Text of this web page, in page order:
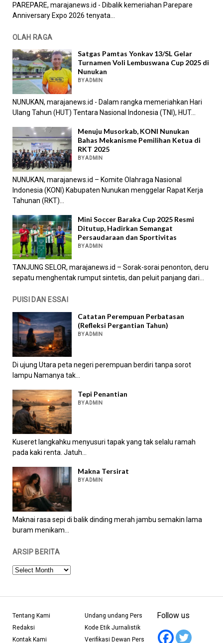
PAREPARE, marajanews.id - Dibalik kemeriahan Parepare
Anniversary Expo 2026 tenyata...
OLAH RAGA
Satgas Pamtas Yonkav 13/SL Gelar
Turnamen Voli Lembuswana Cup 2025 di
Nunukan
BY ADMIN
NUNUKAN, marajanews.id - Dalam rangka memeriahkan Hari
Ulang Tahun (HUT) Tentara Nasional Indonesia (TNI), HUT...
Menuju Musorkab, KONI Nunukan
Bahas Mekanisme Pemilihan Ketua di
RKT 2025
BY ADMIN
NUNUKAN, marajanews.id – Komite Olahraga Nasional
Indonesia (KONI) Kabupaten Nunukan menggelar Rapat Kerja
Tahunan (RKT)...
Mini Soccer Baraka Cup 2025 Resmi
Ditutup, Hadirkan Semangat
Persaudaraan dan Sportivitas
BY ADMIN
TANJUNG SELOR, marajanews.id – Sorak-sorai penonton, deru
sepatu menghentak rumput sintetis, dan peluit panjang dari...
PUISI DAN ESSAI
Catatan Perempuan Perbatasan
(Refleksi Pergantian Tahun)
BY ADMIN
Di ujung Utara peta negeri perempuan berdiri tanpa sorot
lampu Namanya tak...
Tepi Penantian
BY ADMIN
Kuseret langkahku menyusuri tapak yang tak selalu ramah
pada kaki renta. Jatuh...
Makna Tersirat
BY ADMIN
Maknai rasa sepi di balik dinding merah jambu semakin lama
buram menikam...
ARSIP BERITA
ARSIP
Tentang Kami
Redaksi
Kontak Kami
Undang undang Pers
Kode Etik Jurnalistik
Verifikasi Dewan Pers
Follow us